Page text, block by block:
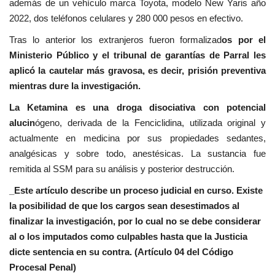
además de un vehículo marca Toyota, modelo New Yaris año
2022, dos teléfonos celulares y 280 000 pesos en efectivo.
Tras lo anterior los extranjeros fueron formalizados por el
Ministerio Público y el tribunal de garantías de Parral les
aplicó la cautelar más gravosa, es decir, prisión preventiva
mientras dure la investigación.
La Ketamina es una droga disociativa con potencial
alucinógeno, derivada de la Fenciclidina, utilizada original y
actualmente en medicina por sus propiedades sedantes,
analgésicas y sobre todo, anestésicas. La sustancia fue
remitida al SSM para su análisis y posterior destrucción.
_Este artículo describe un proceso judicial en curso. Existe
la posibilidad de que los cargos sean desestimados al
finalizar la investigación, por lo cual no se debe considerar
al o los imputados como culpables hasta que la Justicia
dicte sentencia en su contra. (Artículo 04 del Código
Procesal Penal)